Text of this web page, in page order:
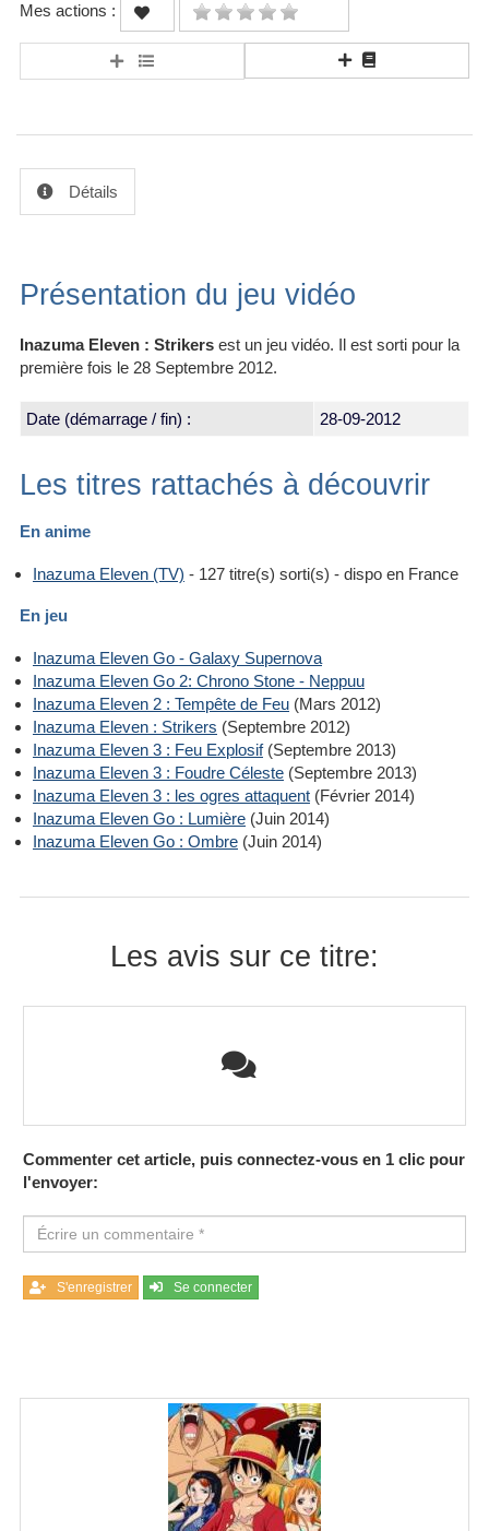
Mes actions :
Détails
Présentation du jeu vidéo
Inazuma Eleven : Strikers est un jeu vidéo. Il est sorti pour la
première fois le 28 Septembre 2012.
Date (démarrage / fin) : 28-09-2012
Les titres rattachés à découvrir
En anime
Inazuma Eleven (TV) - 127 titre(s) sorti(s) - dispo en France
En jeu
Inazuma Eleven Go - Galaxy Supernova
Inazuma Eleven Go 2: Chrono Stone - Neppuu
Inazuma Eleven 2 : Tempête de Feu (Mars 2012)
Inazuma Eleven : Strikers (Septembre 2012)
Inazuma Eleven 3 : Feu Explosif(Septembre 2013)
Inazuma Eleven 3 : Foudre Céleste (Septembre 2013)
Inazuma Eleven 3 : les ogres attaquent (Février 2014)
Inazuma Eleven Go : Lumière (Juin 2014)
Inazuma Eleven Go : Ombre (Juin 2014)
Les avis sur ce titre:
Commenter cet article, puis connectez-vous en 1 clic pour
l'envoyer:
S'enregistrer Se connecter